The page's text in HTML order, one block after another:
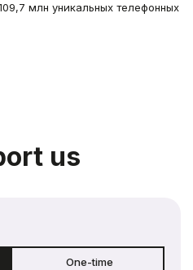
млн уникальных телефонных
us
One-time